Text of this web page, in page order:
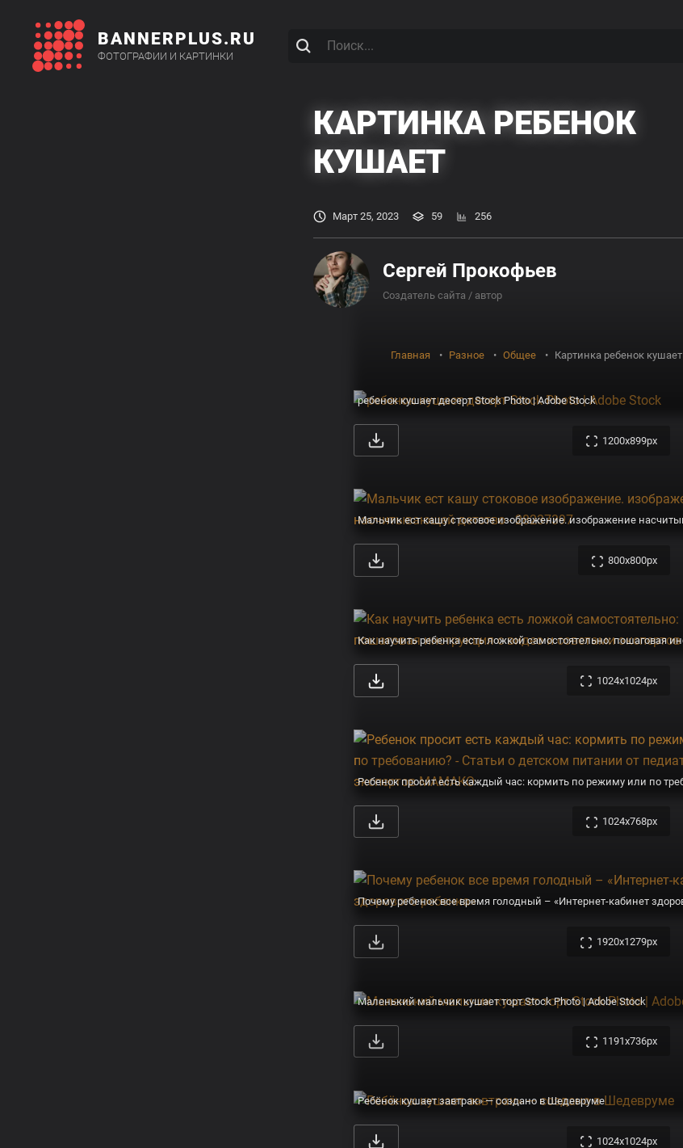
BANNERPLUS.RU
ФОТОГРАФИИ И КАРТИНКИ
КАРТИНКА РЕБЕНОК
КУШАЕТ
Март 25, 2023 59 256
Сергей Прокофьев
Создатель сайта / автор
Главная Разное Общее Картинка ребенок кушает
ребенок кушает десерт Stock Photo | Adobe Stock
1200x899px
800x800px
1024x1024px
1024x768px
1920x1279px
Маленький мальчик кушает торт Stock Photo | Adobe Stock
1191x736px
Ребёнок кушает завтрак» — создано в Шедевруме
1024x1024px